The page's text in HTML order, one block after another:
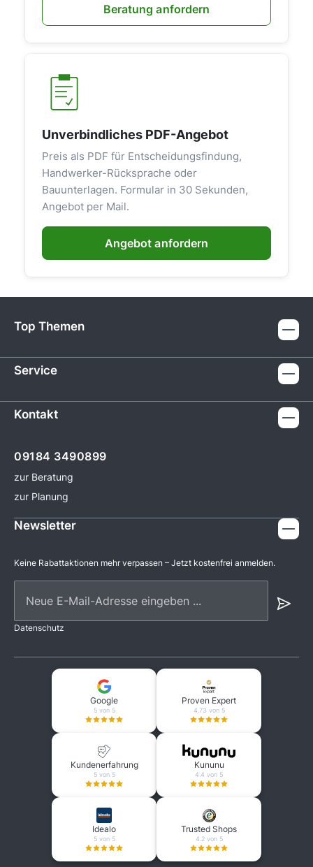
Beratung anfordern
Unverbindliches PDF-Angebot
Preis als PDF für Entscheidungsfindung,
Handwerker-Rücksprache oder
Bauunterlagen. Formular in 30 Sekunden,
Angebot per Mail.
Angebot anfordern
Top Themen
Service
Kontakt
09184 3490899
zur Beratung
zur Planung
Newsletter
Keine Rabattaktionen mehr verpassen – Jetzt kostenfrei anmelden.
Datenschutz
Google
5 von 5
Proven Expert
4.73 von 5
Kundenerfahrung
5 von 5
Kununu
4.4 von 5
Idealo
5 von 5
Trusted Shops
4.2 von 5